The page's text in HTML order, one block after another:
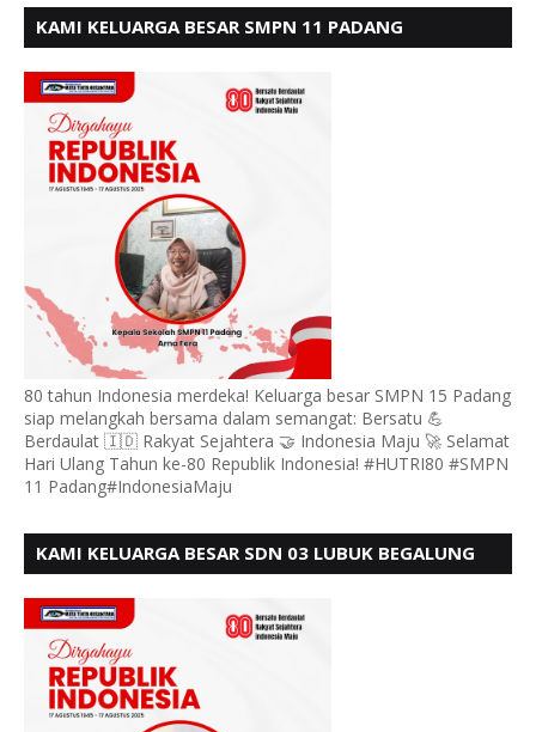
KAMI KELUARGA BESAR SMPN 11 PADANG
BERDAULAT
80 tahun Indonesia merdeka! Keluarga besar SMPN 15 Padang
siap melangkah bersama dalam semangat: Bersatu 💪
Berdaulat 🇮🇩 Rakyat Sejahtera 🤝 Indonesia Maju 🚀 Selamat
Hari Ulang Tahun ke-80 Republik Indonesia! #HUTRI80 #SMPN
11 Padang#IndonesiaMaju
KAMI KELUARGA BESAR SDN 03 LUBUK BEGALUNG